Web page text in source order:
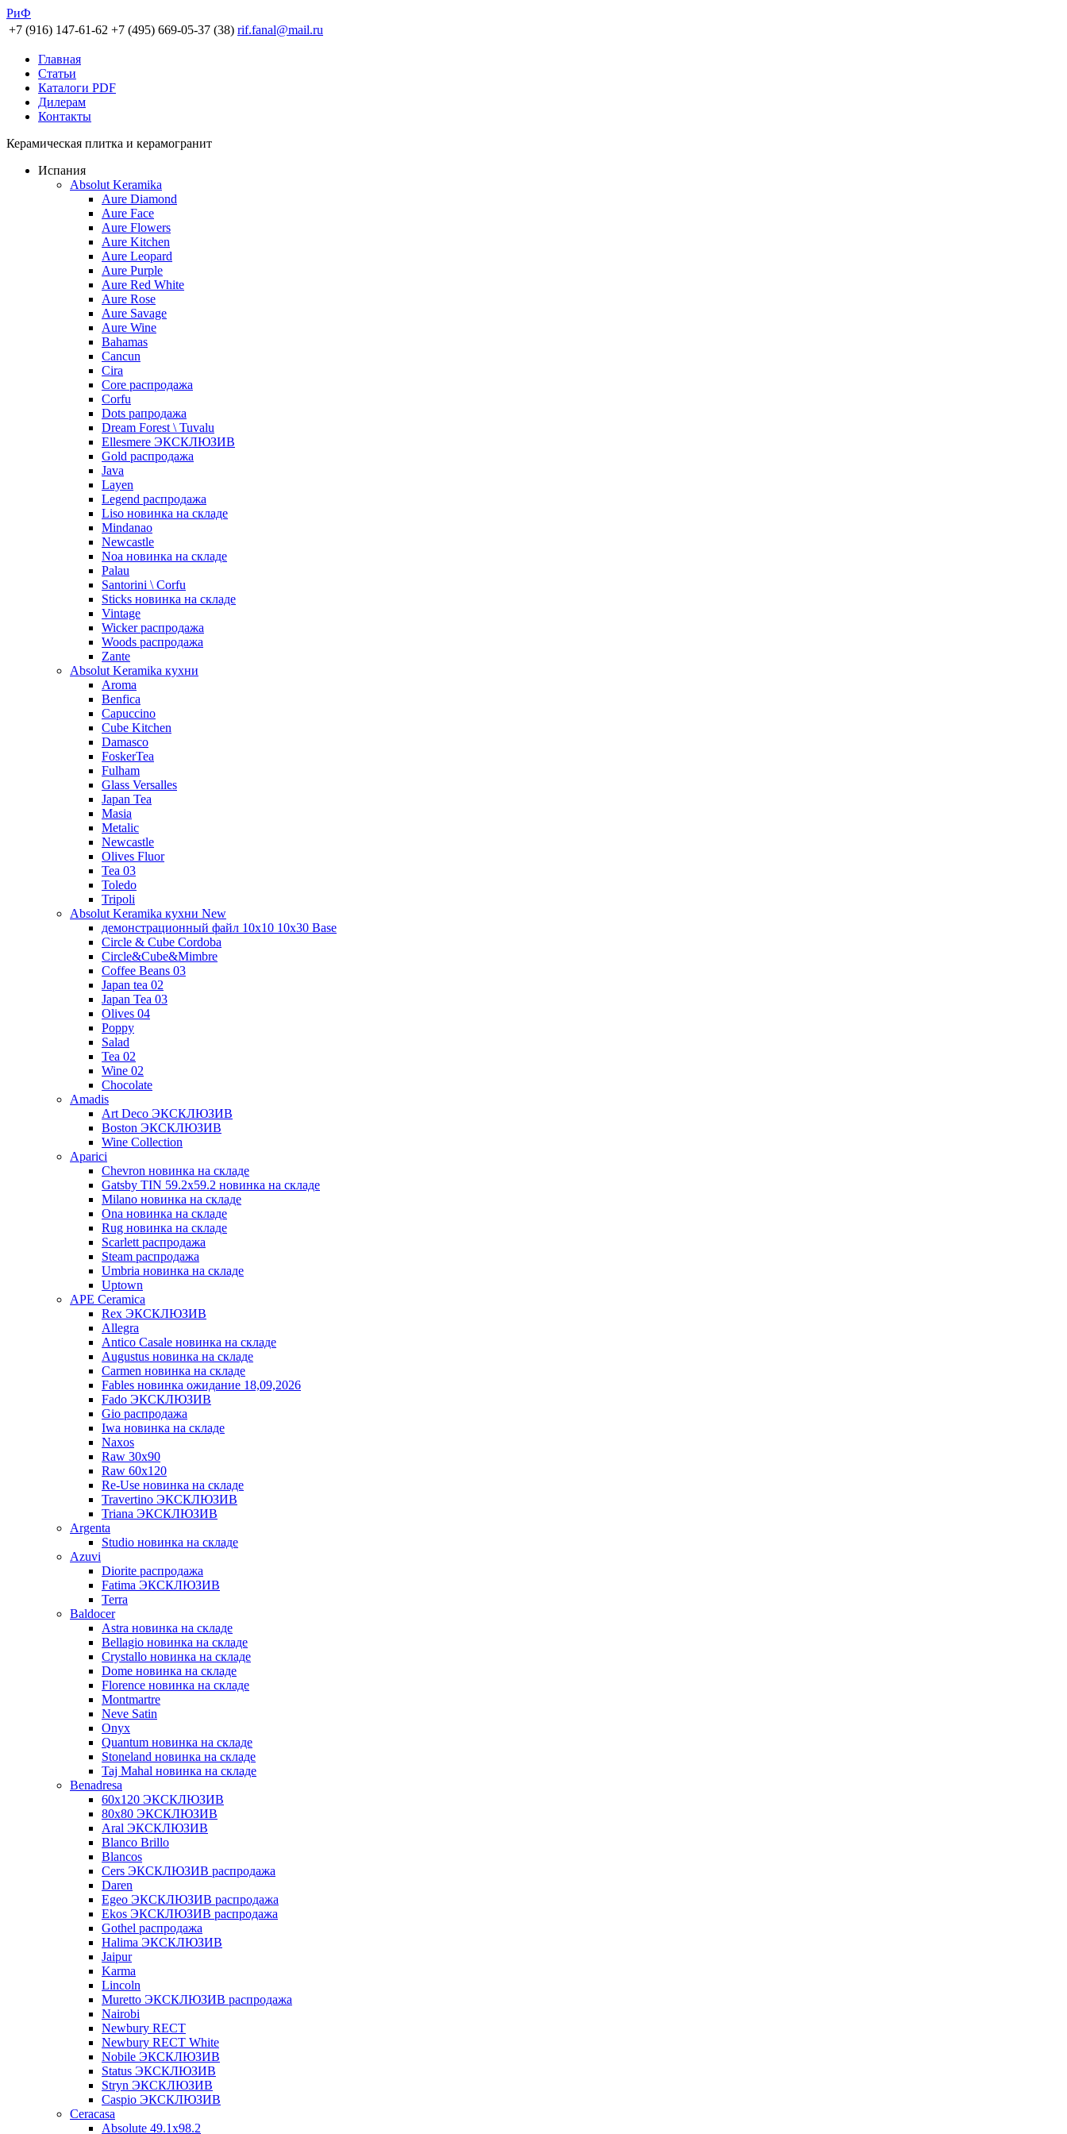
РиФ
+7 (916) 147-61-62 +7 (495) 669-05-37 (38) rif.fanal@mail.ru
Главная
Статьи
Каталоги PDF
Дилерам
Контакты
Керамическая плитка и керамогранит
Испания
Absolut Keramika
Aure Diamond
Aure Face
Aure Flowers
Aure Kitchen
Aure Leopard
Aure Purple
Aure Red White
Aure Rose
Aure Savage
Aure Wine
Bahamas
Cancun
Cira
Core распродажа
Corfu
Dots рапродажа
Dream Forest \ Tuvalu
Ellesmere ЭКСКЛЮЗИВ
Gold распродажа
Java
Layen
Legend распродажа
Liso новинка на складе
Mindanao
Newcastle
Noa новинка на складе
Palau
Santorini \ Corfu
Sticks новинка на складе
Vintage
Wicker распродажа
Woods распродажа
Zante
Absolut Keramika кухни
Aroma
Benfica
Capuccino
Cube Kitchen
Damasco
FoskerTea
Fulham
Glass Versalles
Japan Tea
Masia
Metalic
Newcastle
Olives Fluor
Tea 03
Toledo
Tripoli
Absolut Keramika кухни New
демонстрационный файл 10x10 10x30 Base
Circle & Cube Cordoba
Circle&Cube&Mimbre
Coffee Beans 03
Japan tea 02
Japan Tea 03
Olives 04
Poppy
Salad
Tea 02
Wine 02
Chocolate
Amadis
Art Deco ЭКСКЛЮЗИВ
Boston ЭКСКЛЮЗИВ
Wine Collection
Aparici
Chevron новинка на складе
Gatsby TIN 59.2x59.2 новинка на складе
Milano новинка на складе
Ona новинка на складе
Rug новинка на складе
Scarlett распродажа
Steam распродажа
Umbria новинка на складе
Uptown
APE Ceramica
Rex ЭКСКЛЮЗИВ
Allegra
Antico Casale новинка на складе
Augustus новинка на складе
Carmen новинка на складе
Fables новинка ожидание 18,09,2026
Fado ЭКСКЛЮЗИВ
Gio распродажа
Iwa новинка на складе
Naxos
Raw 30x90
Raw 60х120
Re-Use новинка на складе
Travertino ЭКСКЛЮЗИВ
Triana ЭКСКЛЮЗИВ
Argenta
Studio новинка на складе
Azuvi
Diorite распродажа
Fatima ЭКСКЛЮЗИВ
Terra
Baldoсer
Astra новинка на складе
Bellagio новинка на складе
Crystallo новинка на складе
Dome новинка на складе
Florence новинка на складе
Montmartre
Neve Satin
Onyx
Quantum новинка на складе
Stoneland новинка на складе
Taj Mahal новинка на складе
Benadresa
60х120 ЭКСКЛЮЗИВ
80х80 ЭКСКЛЮЗИВ
Aral ЭКСКЛЮЗИВ
Blanco Brillo
Blancos
Cers ЭКСКЛЮЗИВ распродажа
Daren
Egeo ЭКСКЛЮЗИВ распродажа
Ekos ЭКСКЛЮЗИВ распродажа
Gothel распродажа
Halima ЭКСКЛЮЗИВ
Jaipur
Karma
Lincoln
Muretto ЭКСКЛЮЗИВ распродажа
Nairobi
Newbury RECT
Newbury RECT White
Nobile ЭКСКЛЮЗИВ
Status ЭКСКЛЮЗИВ
Stryn ЭКСКЛЮЗИВ
Сaspio ЭКСКЛЮЗИВ
Ceracasa
Absolute 49.1x98.2